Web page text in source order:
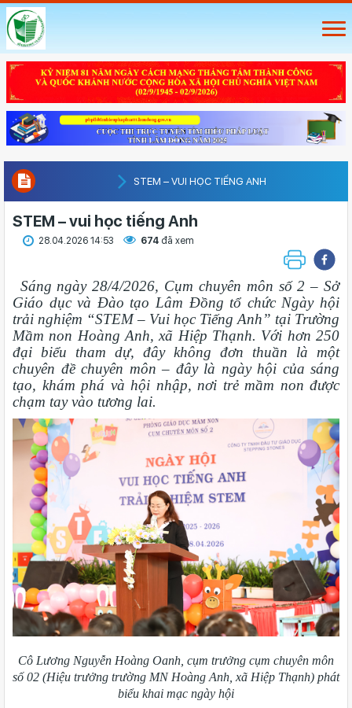
STEM – VUI HỌC TIẾNG ANH
STEM – vui học tiếng Anh
28.04.2026 14:53 674 đã xem
Sáng ngày 28/4/2026, Cụm chuyên môn số 2 – Sở
Giáo dục và Đào tạo Lâm Đồng tổ chức Ngày hội
trải nghiệm “STEM – Vui học Tiếng Anh” tại Trường
Mầm non Hoàng Anh, xã Hiệp Thạnh. Với hơn 250
đại biểu tham dự, đây không đơn thuần là một
chuyên đề chuyên môn – đây là ngày hội của sáng
tạo, khám phá và hội nhập, nơi trẻ mầm non được
chạm tay vào tương lai.
Cô Lương Nguyễn Hoàng Oanh, cụm trưởng cụm chuyên môn
số 02 (Hiệu trưởng trường MN Hoàng Anh, xã Hiệp Thạnh) phát
biểu khai mạc ngày hội